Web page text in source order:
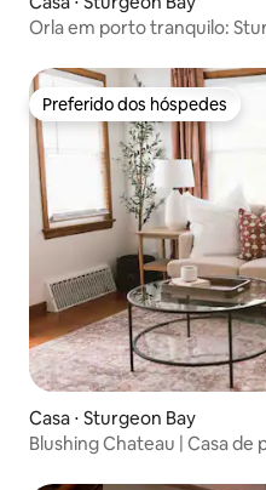
Orla em porto tranquilo:
Preferido dos hóspedes
Preferido dos hóspedes
Casa ⋅ Sturgeon Bay
Blushing Chateau | Casa